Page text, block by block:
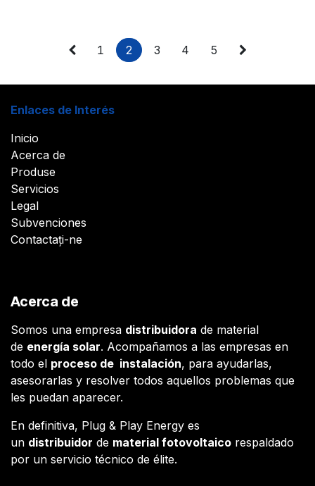
1 2 3 4 5
Enlaces de Interés
Inicio
Acerca de
Produse
Servicios
Legal
Subvenciones
Contactați-ne
Acerca de
Somos una empresa distribuidora de material
de energía solar. Acompañamos a las empresas en
todo el proceso de instalación, para ayudarlas,
asesorarlas y resolver todos aquellos problemas que
les puedan aparecer.
En definitiva, Plug & Play Energy es
un distribuidor de material fotovoltaico respaldado
por un servicio técnico de élite.